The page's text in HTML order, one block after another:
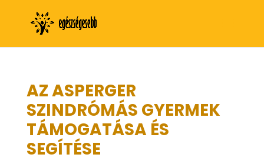
AZ ASPERGER
SZINDRÓMÁS GYERMEK
TÁMOGATÁSA ÉS
SEGÍTÉSE